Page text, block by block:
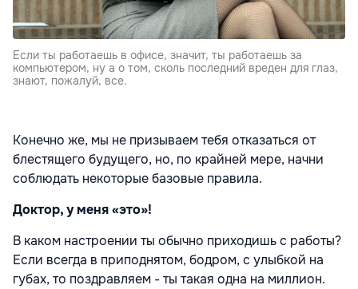
Если ты работаешь в офисе, значит, ты работаешь за
компьютером, ну а о том, сколь последний вреден для глаз,
знают, пожалуй, все.
Конечно же, мы не призываем тебя отказаться от
блестящего будущего, но, по крайней мере, начни
соблюдать некоторые базовые правила.
Доктор, у меня «это»!
В каком настроении ты обычно приходишь с работы?
Если всегда в приподнятом, бодром, с улыбкой на
губах, то поздравляем - ты такая одна на миллион.